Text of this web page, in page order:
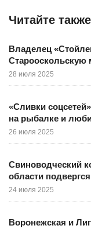
Читайте также
Владелец
Старооскольскую
28 июля 2025
«Сливки
на рыбалке и
26 июля 2025
Свиноводческий
области
24 июля 2025
Воронежская и